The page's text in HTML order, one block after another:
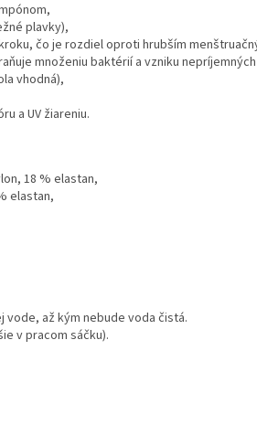
plavky),
čo je rozdiel oproti hrubším
množeniu baktérií a vzniku
vhodná),
a UV žiareniu.
18 % elastan,
elastan,
až kým nebude voda čistá.
v pracom sáčku).